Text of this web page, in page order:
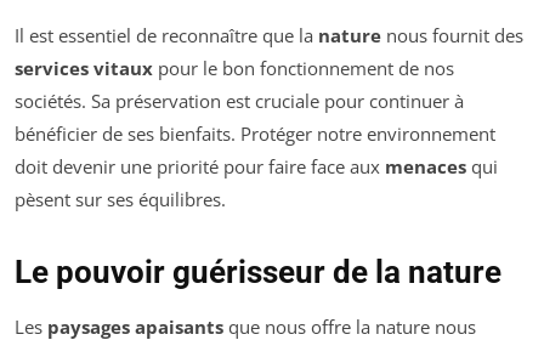
Il est essentiel de reconnaître que la nature nous fournit des
services vitaux pour le bon fonctionnement de nos
sociétés. Sa préservation est cruciale pour continuer à
bénéficier de ses bienfaits. Protéger notre environnement
doit devenir une priorité pour faire face aux menaces qui
pèsent sur ses équilibres.
Le pouvoir guérisseur de la nature
Les paysages apaisants que nous offre la nature nous